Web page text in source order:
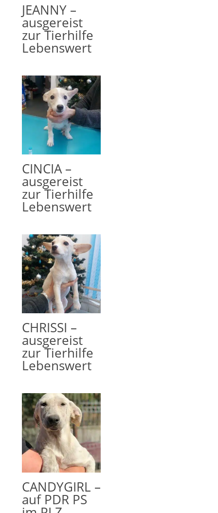
JEANNY –
ausgereist
zur Tierhilfe
Lebenswert
CINCIA –
ausgereist
zur Tierhilfe
Lebenswert
CHRISSI –
ausgereist
zur Tierhilfe
Lebenswert
CANDYGIRL –
auf PDR PS